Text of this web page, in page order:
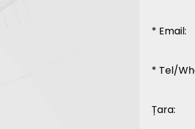
* Email:
* Tel/
Țara: